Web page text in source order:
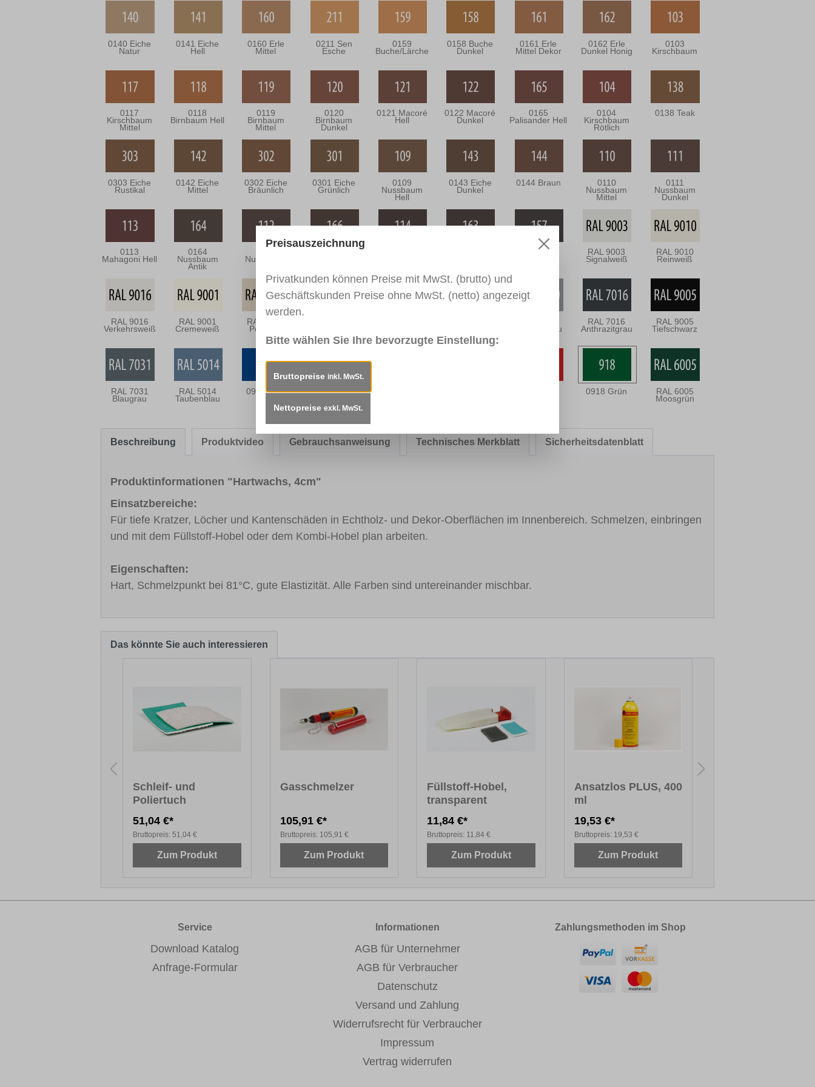
0140 Eiche
Natur
0141 Eiche
Hell
0160 Erle
Mittel
0211 Sen
Esche
0159
Buche/Lärche
0158 Buche
Dunkel
0161 Erle
Mittel Dekor
0162 Erle
Dunkel Honig
0103
Kirschbaum
0117
Kirschbaum
Mittel
0118
Birnbaum Hell
0119
Birnbaum
Mittel
0120
Birnbaum
Dunkel
0121 Macoré
Hell
0122 Macoré
Dunkel
0165
Palisander Hell
0104
Kirschbaum
Rötlich
0138 Teak
0303 Eiche
Rustikal
0142 Eiche
Mittel
0302 Eiche
Bräunlich
0301 Eiche
Grünlich
0109
Nussbaum
Hell
0143 Eiche
Dunkel
0144 Braun 0110
Nussbaum
Mittel
0111
Nussbaum
Dunkel
0113
Mahagoni Hell
0164
Nussbaum
Antik
Nussbraun
0157 RAL 9003
Signalweiß
RAL 9010
Reinweiß
RAL 9016
Verkehrsweiß
RAL 9001
Cremeweiß
RAL 1013
Perlweiß Fenstergrau
RAL 7016
Anthrazitgrau
RAL 9005
Tiefschwarz
RAL 7031
Blaugrau
RAL 5014
Taubenblau
0919 Blau 0915 Gelb 0918 Grün RAL 6005
Moosgrün
Beschreibung Produktvideo Gebrauchsanweisung Technisches Merkblatt Sicherheitsdatenblatt
Produktinformationen "Hartwachs, 4cm"
Einsatzbereiche:
Für tiefe Kratzer, Löcher und Kantenschäden in Echtholz- und Dekor-Oberflächen im Innenbereich. Schmelzen, einbringen
und mit dem Füllstoff-Hobel oder dem Kombi-Hobel plan arbeiten.
Eigenschaften:
Hart, Schmelzpunkt bei 81°C, gute Elastizität. Alle Farben sind untereinander mischbar.
Das könnte Sie auch interessieren
Schleif- und
Poliertuch
51,04 €*
Bruttopreis: 51,04 €
Zum Produkt
Gasschmelzer
105,91 €*
Bruttopreis: 105,91 €
Zum Produkt
Füllstoff-Hobel,
transparent
11,84 €*
Bruttopreis: 11,84 €
Zum Produkt
Ansatzlos PLUS, 400
ml
19,53 €*
Bruttopreis: 19,53 €
Zum Produkt
Service
Download Katalog
Anfrage-Formular
Informationen
AGB für Unternehmer
AGB für Verbraucher
Datenschutz
Versand und Zahlung
Widerrufsrecht für Verbraucher
Impressum
Vertrag widerrufen
Zahlungsmethoden im Shop
Preisauszeichnung
Privatkunden können Preise mit MwSt. (brutto) und
Geschäftskunden Preise ohne MwSt. (netto) angezeigt
werden.
Bitte wählen Sie Ihre bevorzugte Einstellung:
Bruttopreise inkl. MwSt.
Nettopreise exkl. MwSt.